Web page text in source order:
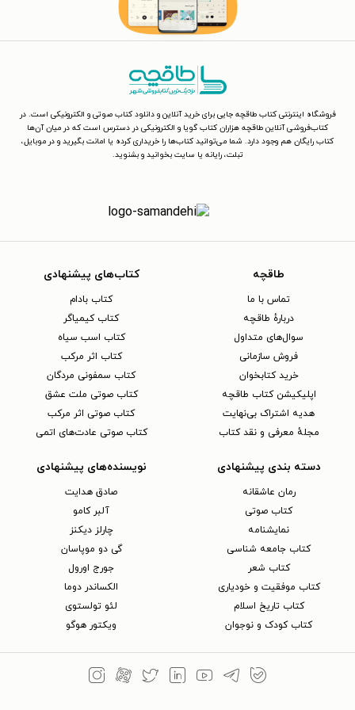
فروشگاه اینترنتی کتاب طاقچه جایی برای خرید آنلاین و دانلود کتاب صوتی و الکترونیکی است. در
کتاب‌فروشی آنلاین طاقچه هزاران کتاب گویا و الکترونیکی در دسترس است که در میان آن‌ها
کتاب رایگان هم وجود دارد. شما می‌توانید کتاب‌ها را خریداری کرده یا امانت بگیرید و در موبایل،
تبلت، رایانه یا سایت بخوانید و بشنوید.
طاقچه
تماس با ما
دربارهٔ طاقچه
سوال‌های متداول
فروش سازمانی
خرید کتابخوان
اپلیکیشن کتاب طاقچه
هدیه اشتراک بی‌نهایت
مجلهٔ معرفی و نقد کتاب
کتاب‌های پیشنهادی
کتاب بادام
کتاب کیمیاگر
کتاب اسب سیاه
کتاب اثر مرکب
کتاب سمفونی مردگان
کتاب صوتی ملت عشق
کتاب صوتی اثر مرکب
کتاب صوتی عادت‌های اتمی
دسته بندی پیشنهادی
رمان عاشقانه
کتاب‌ صوتی
نمایشنامه
کتاب جامعه شناسی
کتاب شعر
کتاب موفقیت و خودیاری
کتاب تاریخ اسلام
کتاب کودک و نوجوان
نویسنده‌های پیشنهادی
صادق هدایت
آلبر کامو
چارلز دیکنز
گی دو موپاسان
جورج اورول
الکساندر دوما
لئو تولستوی
ویکتور هوگو